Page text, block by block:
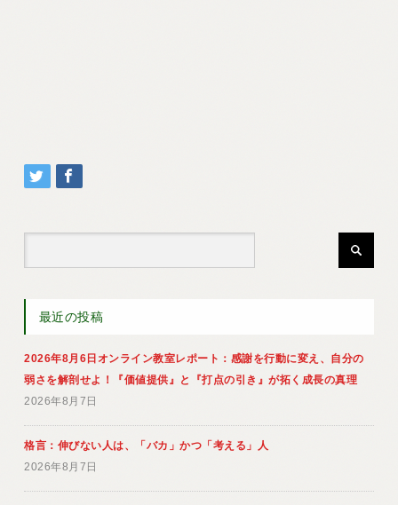
最近の投稿
2026年8月6日オンライン教室レポート：感謝を行動に変え、自分の
弱さを解剖せよ！『価値提供』と『打点の引き』が拓く成長の真理
2026年8月7日
格言：伸びない人は、「バカ」かつ「考える」人
2026年8月7日